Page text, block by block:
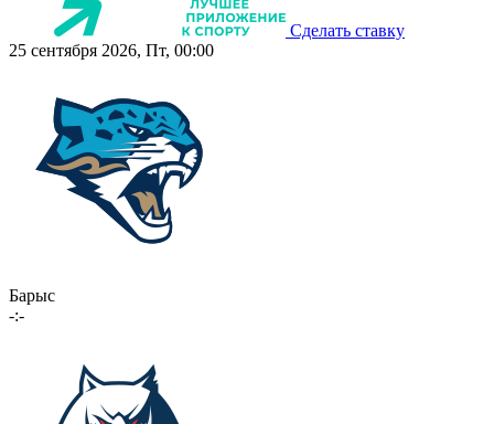
Сделать ставку
25 сентября 2026, Пт, 00:00
Барыс
-:-